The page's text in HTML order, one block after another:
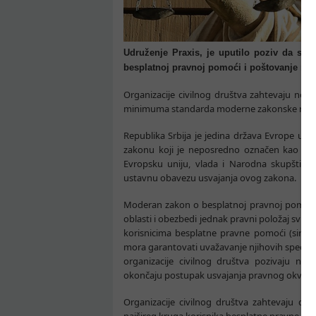
Udruženje Praxis, je uputilo poziv da se
besplatnoj pravnoj pomoći i poštovanje
Organizacije civilnog društva zahtevaju
minimuma standarda moderne zakonske
Republika Srbija je jedina država Evrope u
zakonu koji je neposredno označen kao
Evropsku uniju, vlada i Narodna
ustavnu obavezu usvajanja ovog zakona.
Moderan zakon o besplatnoj pravnoj
oblasti i obezbedi jednak pravni položaj svih
korisnicima besplatne pravne pomoći
mora garantovati uvažavanje njihovih
organizacije civilnog društva pozivaju
okončaju postupak usvajanja pravnog okvira
Organizacije civilnog društva zahtevaju